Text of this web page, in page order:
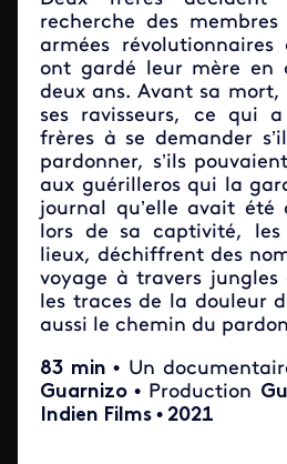
recherche des membres
armées révolutionnaires
ont gardé leur mère en
deux ans. Avant sa
ses ravisseurs, ce qui
frères à se demander
pardonner, s’ils
aux guérilleros qui la
journal qu’elle avait été
lors de sa captivité,
lieux, déchiffrent des
voyage à travers
les traces de la douleur
aussi le chemin du
83 min• Un
Guarnizo• Production
Indien Films • 2021